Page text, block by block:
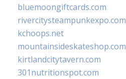
bluemoongiftcards.com
rivercitysteampunkexpo.com
kchoops.net
mountainsideskateshop.com
kirtlandcitytavern.com
301nutritionspot.com